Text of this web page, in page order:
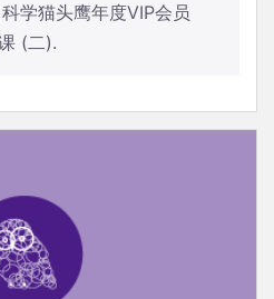
科学猫头鹰年度VIP会员
(二).